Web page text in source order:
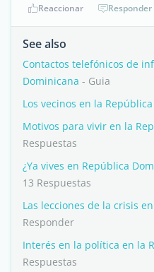
Reaccionar Responder
See also
Contactos telefónicos de
Dominicana - Guia
Los vecinos en la
Motivos para vivir en la
Respuestas
¿Ya vives en República
13 Respuestas
Las lecciones de la crisis
Responder
Interés en la política en la
Respuestas